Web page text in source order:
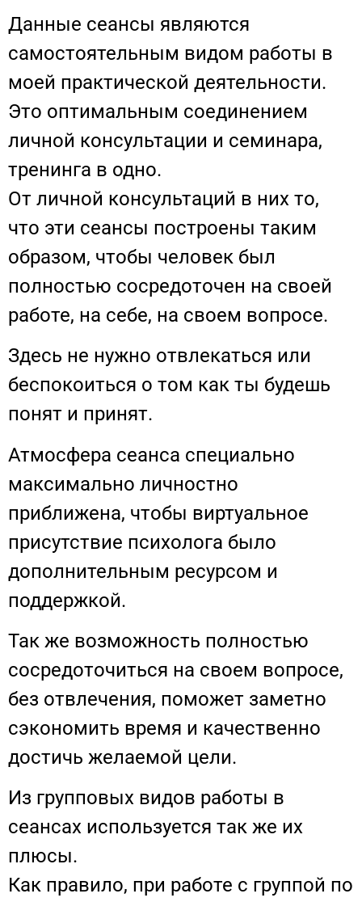
Данные сеансы являются
самостоятельным видом работы в
моей практической деятельности.
Это оптимальным соединением
личной консультации и семинара,
тренинга в одно.
От личной консультаций в них то,
что эти сеансы построены таким
образом, чтобы человек был
полностью сосредоточен на своей
работе, на себе, на своем вопросе.
Здесь не нужно отвлекаться или
беспокоиться о том как ты будешь
понят и принят.
Атмосфера сеанса специально
максимально личностно
приближена, чтобы виртуальное
присутствие психолога было
дополнительным ресурсом и
поддержкой.
Так же возможность полностью
сосредоточиться на своем вопросе,
без отвлечения, поможет заметно
сэкономить время и качественно
достичь желаемой цели.
Из групповых видов работы в
сеансах используется так же их
плюсы.
Как правило, при работе с группой по